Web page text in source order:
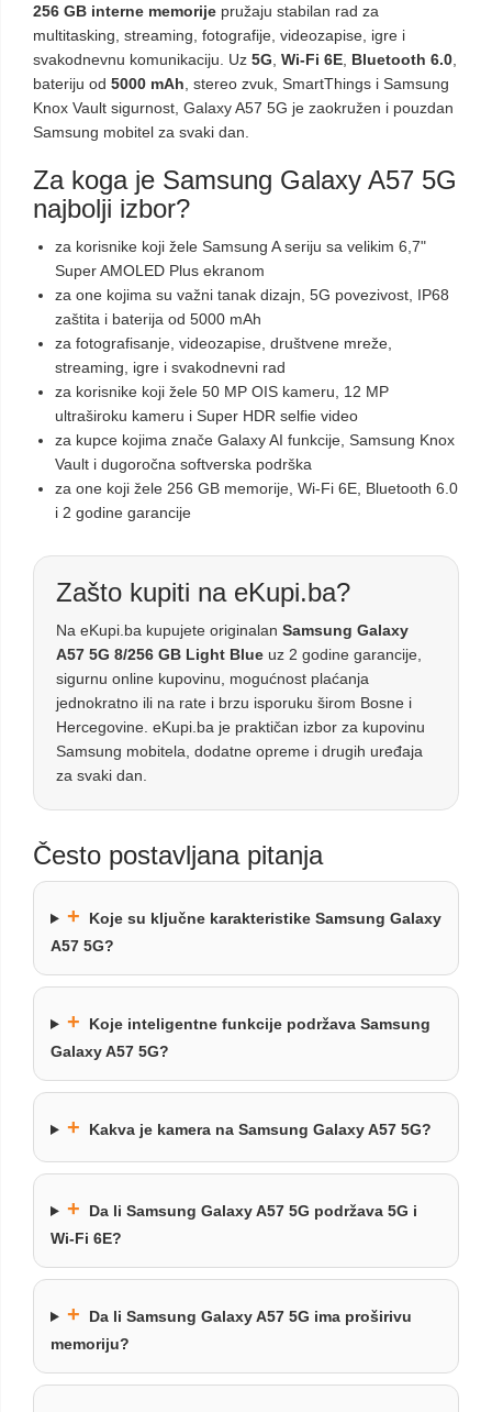
256 GB interne memorije pružaju stabilan rad za
multitasking, streaming, fotografije, videozapise, igre i
svakodnevnu komunikaciju. Uz 5G Wi-Fi 6E Bluetooth 6.0
bateriju od 5000 mAh , stereo zvuk, SmartThings i Samsung
Knox Vault sigurnost, Galaxy A57 5G je zaokružen i pouzdan
Samsung mobitel za svaki dan.
Za koga je Samsung Galaxy A57 5G
najbolji izbor?
za korisnike koji žele Samsung A seriju sa velikim 6,7"
Super AMOLED Plus ekranom
za one kojima su važni tanak dizajn, 5G povezivost, IP68
zaštita i baterija od 5000 mAh
za fotografisanje, videozapise, društvene mreže,
streaming, igre i svakodnevni rad
za korisnike koji žele 50 MP OIS kameru, 12 MP
ultraširoku kameru i Super HDR selfie video
za kupce kojima znače Galaxy AI funkcije, Samsung Knox
Vault i dugoročna softverska podrška
za one koji žele 256 GB memorije, Wi-Fi 6E, Bluetooth 6.0
i 2 godine garancije
Zašto kupiti na eKupi.ba?
Na eKupi.ba kupujete originalan Samsung Galaxy
A57 5G 8/256 GB Light Blue uz 2 godine garancije,
sigurnu online kupovinu, mogućnost plaćanja
jednokratno ili na rate i brzu isporuku širom Bosne i
Hercegovine. eKupi.ba je praktičan izbor za kupovinu
Samsung mobitela, dodatne opreme i drugih uređaja
za svaki dan.
Često postavljana pitanja
+
Koje su ključne karakteristike Samsung Galaxy
A57 5G?
+
Koje inteligentne funkcije podržava Samsung
Galaxy A57 5G?
+ Kakva je kamera na Samsung Galaxy A57 5G?
+
Da li Samsung Galaxy A57 5G podržava 5G i
Wi-Fi 6E?
+
Da li Samsung Galaxy A57 5G ima proširivu
memoriju?